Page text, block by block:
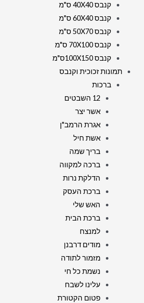
קנבס 40X40 ס"מ
קנבס 60X40 ס"מ
קנבס 50X70 ס"מ
קנבס 70X100 ס"מ
קנבס 100X150ס"מ
תמונות זכוכית וקנבס
ברכות
12 השבטים
אשר יצר
אגרת הרמב"ן
אשת חיל
בריך שמה
ברכה למקווה
הדלקת נרות
ברכת העסק
האש שלי
ברכת הבית
למנצח
מודים דרבנן
מזמור לתודה
נשמת כל חי
עלינו לשבח
פטום הקטורת